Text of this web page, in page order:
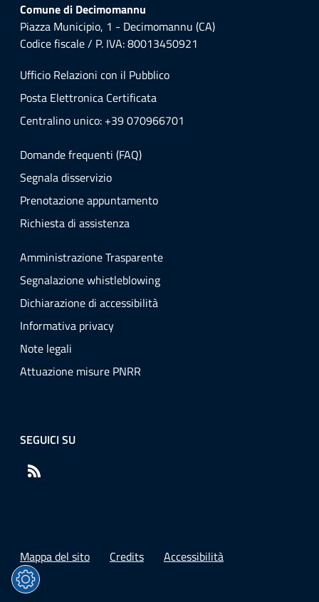
Comune di Decimomannu
Piazza Municipio, 1 - Decimomannu (CA)
Codice fiscale / P. IVA: 80013450921
Ufficio Relazioni con il Pubblico
Posta Elettronica Certificata
Centralino unico: +39 070966701
Domande frequenti (FAQ)
Segnala disservizio
Prenotazione appuntamento
Richiesta di assistenza
Amministrazione Trasparente
Segnalazione whistleblowing
Dichiarazione di accessibilità
Informativa privacy
Note legali
Attuazione misure PNRR
SEGUICI SU
Mappa del sito Credits Accessibilità